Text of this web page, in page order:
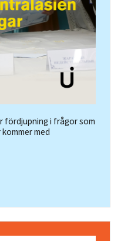
fördjupning i frågor som
med